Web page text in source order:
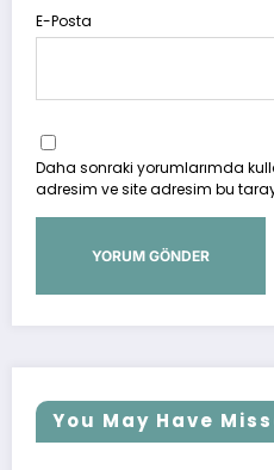
E-Posta
Daha sonraki yorumlarımda
adresim ve site adresim bu
You May Have